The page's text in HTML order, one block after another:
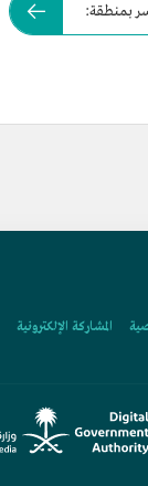
بمنطقة:
المشاركة الإلكترونية